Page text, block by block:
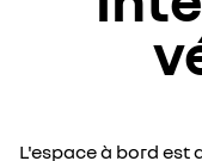
L'espace à bord est